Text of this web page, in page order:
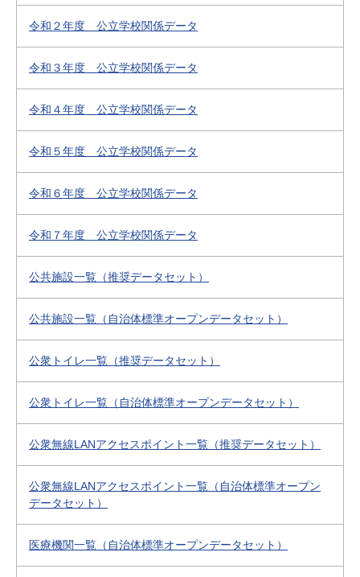
令和２年度 公立学校関係データ
令和３年度 公立学校関係データ
令和４年度 公立学校関係データ
令和５年度 公立学校関係データ
令和６年度 公立学校関係データ
令和７年度 公立学校関係データ
公共施設一覧（推奨データセット）
公共施設一覧（自治体標準オープンデータセット）
公衆トイレ一覧（推奨データセット）
公衆トイレ一覧（自治体標準オープンデータセット）
公衆無線LANアクセスポイント一覧（推奨データセット）
公衆無線LANアクセスポイント一覧（自治体標準オープン
データセット）
医療機関一覧（自治体標準オープンデータセット）